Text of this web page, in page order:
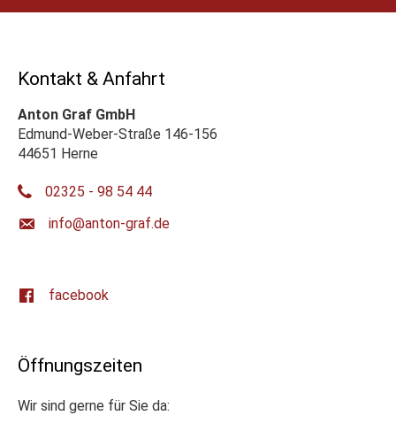
Kontakt & Anfahrt
Anton Graf GmbH
Edmund-Weber-Straße 146-156
44651 Herne
02325 - 98 54 44
ed.farg-notna@ofni
facebook
Öffnungszeiten
Wir sind gerne für Sie da: